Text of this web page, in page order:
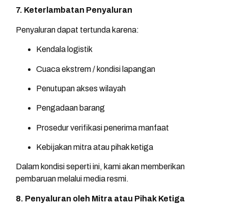
7. Keterlambatan Penyaluran
Penyaluran dapat tertunda karena:
Kendala logistik
Cuaca ekstrem / kondisi lapangan
Penutupan akses wilayah
Pengadaan barang
Prosedur verifikasi penerima manfaat
Kebijakan mitra atau pihak ketiga
Dalam kondisi seperti ini, kami akan memberikan
pembaruan melalui media resmi.
8. Penyaluran oleh Mitra atau Pihak Ketiga